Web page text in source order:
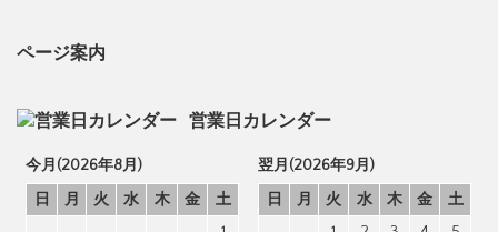
ページ案内
営業日カレンダー
今月(2026年8月)
日
月 火 水 木 金
土
翌月(2026年9月)
日
月 火 水 木 金
土